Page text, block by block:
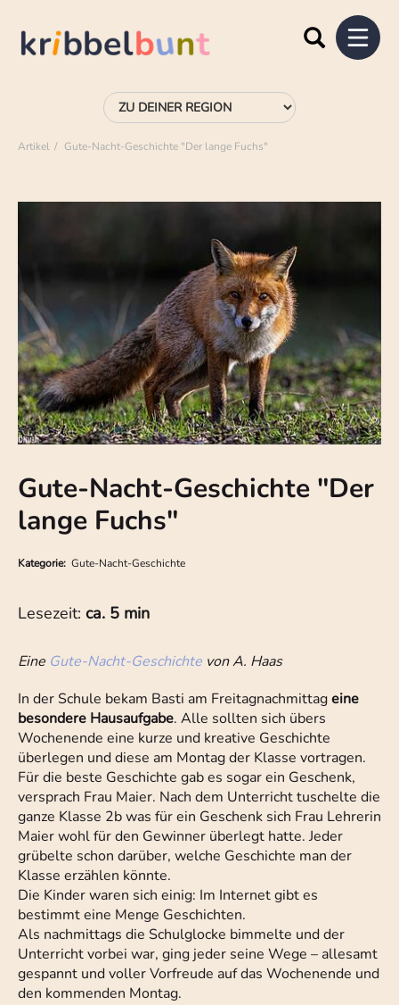
Artikel Gute-Nacht-Geschichte "Der lange Fuchs"
Gute-Nacht-Geschichte "Der
lange Fuchs"
Kategorie: Gute-Nacht-Geschichte
Lesezeit: ca. 5 min
Eine Gute-Nacht-Geschichte von A. Haas
In der Schule bekam Basti am Freitagnachmittageine
besondere Hausaufgabe. Alle sollten sich übers
Wochenende eine kurze und kreative Geschichte
überlegen und diese am Montag der Klasse vortragen.
Für die beste Geschichte gab es sogar ein Geschenk,
versprach Frau Maier. Nach dem Unterricht tuschelte die
ganze Klasse 2b was für ein Geschenk sich Frau Lehrerin
Maier wohl für den Gewinner überlegt hatte. Jeder
grübelte schon darüber, welche Geschichte man der
Klasse erzählen könnte.
Die Kinder waren sich einig: Im Internet gibt es
bestimmt eine Menge Geschichten.
Als nachmittags die Schulglocke bimmelte und der
Unterricht vorbei war, ging jeder seine Wege – allesamt
gespannt und voller Vorfreude auf das Wochenende und
den kommenden Montag.